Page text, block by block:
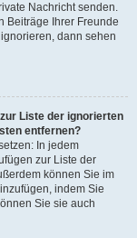
Nachricht senden.
Beiträge Ihrer Freunde
dann sehen
Liste der ignorierten
entfernen?
In jedem
zur Liste der
können Sie im
indem Sie
Sie sie auch